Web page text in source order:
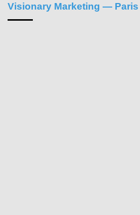
Visionary Marketing — Paris